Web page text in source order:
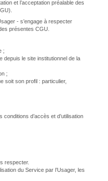
et l’acceptation préalable des
- s’engage à respecter
présentes CGU.
;
depuis le site institutionnel de la
;
soit son profil : particulier,
d’accès et d’utilisation
respecter.
du Service par l’Usager, les